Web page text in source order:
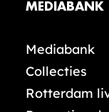
MEDIABANK
Mediabank
Collecties
Rotterdam